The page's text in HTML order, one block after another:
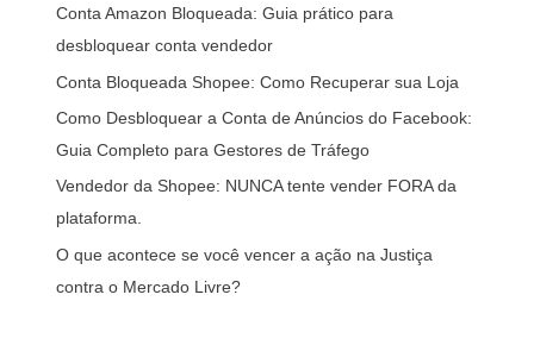
Conta Amazon Bloqueada: Guia prático para
desbloquear conta vendedor
Conta Bloqueada Shopee: Como Recuperar sua Loja
Como Desbloquear a Conta de Anúncios do Facebook:
Guia Completo para Gestores de Tráfego
Vendedor da Shopee: NUNCA tente vender FORA da
plataforma.
O que acontece se você vencer a ação na Justiça
contra o Mercado Livre?